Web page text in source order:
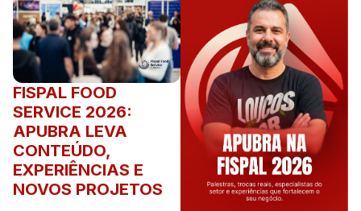
FISPAL FOOD
SERVICE 2026:
APUBRA LEVA
CONTEÚDO,
EXPERIÊNCIAS E
NOVOS PROJETOS